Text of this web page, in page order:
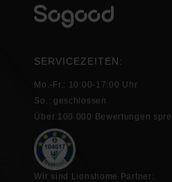
SERVICEZEITEN:
Mo.-Fr.: 10:00-17:00 Uhr
So.: geschlossen
Über 100.000 Bewertungen
Wir sind Lionshome Partner: